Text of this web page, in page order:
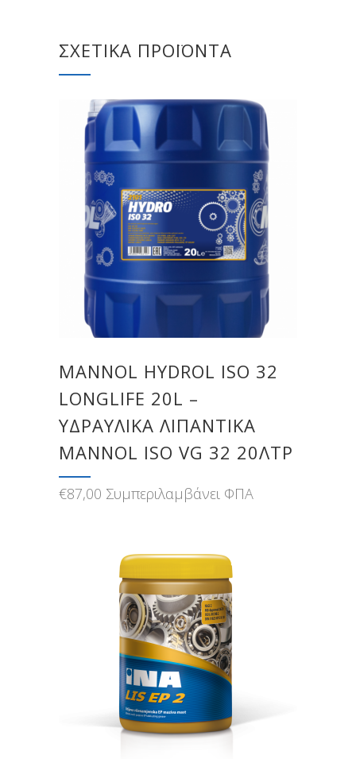
ΣΧΕΤΙΚΆ ΠΡΟΪΌΝΤΑ
MANNOL HYDROL ISO 32
LONGLIFE 20L –
ΥΔΡΑΥΛΙΚΑ ΛΙΠΑΝΤΙΚΑ
MANNOL ISO VG 32 20ΛΤΡ
€87,00 Συμπεριλαμβάνει ΦΠΑ